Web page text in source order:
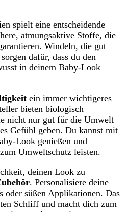
spielt eine entscheidende
atmungsaktive Stoffe, die
Windeln, die gut
dafür, dass du ‌den
in deinem Baby-Look
ein immer wichtigeres
bieten biologisch
nicht nur gut für die ‌Umwelt
Gefühl geben. ⁤Du kannst⁤ mit
Look genießen und
Umweltschutz leisten.
deinen Look zu
. Personalisiere deine
oder süßen ⁤Applikationen. Das
Schliff und ​macht⁤ dich zum